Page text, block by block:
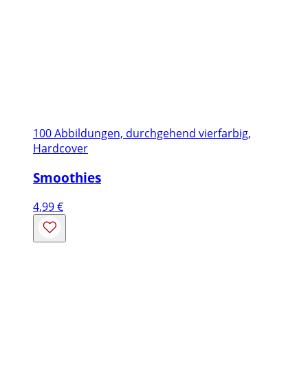
100 Abbildungen, durchgehend vierfarbig,
Hardcover
Smoothies
4,99€